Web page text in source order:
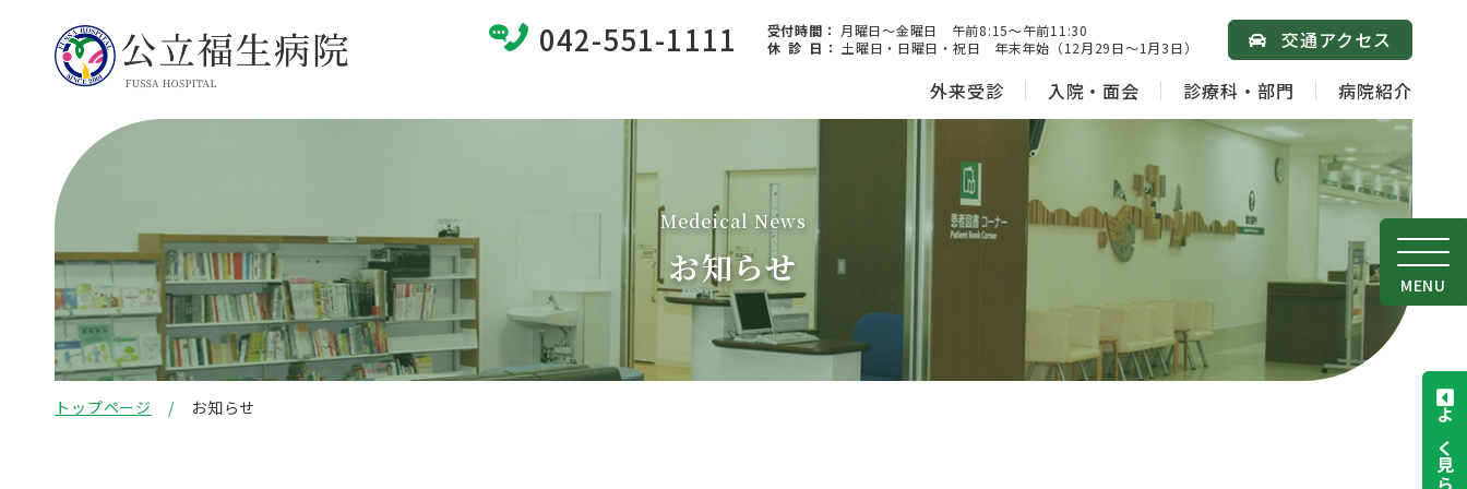
042-551-1111 受付時間： 月曜日～金曜日 午前8:15～午前11:30
休 診 日 ： 土曜日・日曜日・祝日 年末年始（12月29日～1月3日）
交通アクセス
外来受診
入院・面会 診療科・部門 病院紹介
MENU
Medeical News
お知らせ
トップページ お知らせ